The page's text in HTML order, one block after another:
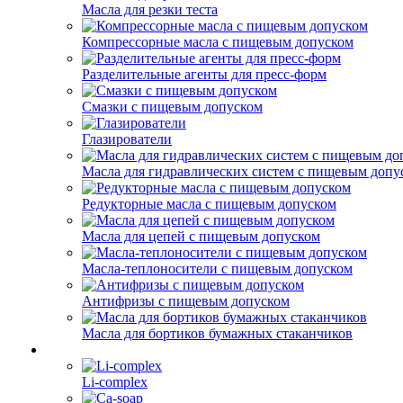
Масла для резки теста
Компрессорные масла с пищевым допуском
Разделительные агенты для пресс-форм
Смазки с пищевым допуском
Глазирователи
Масла для гидравлических систем с пищевым
Редукторные масла с пищевым допуском
Масла для цепей с пищевым допуском
Масла-теплоносители с пищевым допуском
Антифризы с пищевым допуском
Масла для бортиков бумажных стаканчиков
Li-complex